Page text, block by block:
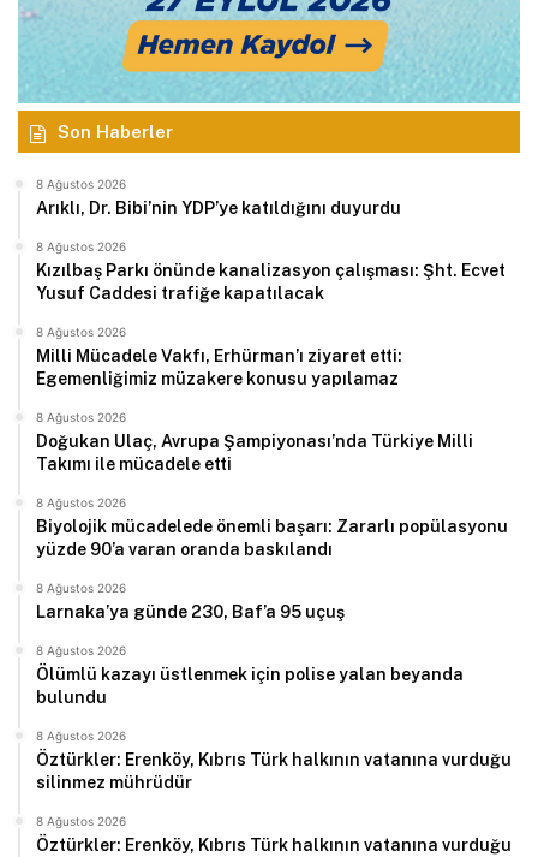
Son Haberler
8 Ağustos 2026
Arıklı, Dr. Bibi’nin YDP’ye katıldığını duyurdu
8 Ağustos 2026
Kızılbaş Parkı önünde kanalizasyon çalışması: Şht. Ecvet
Yusuf Caddesi trafiğe kapatılacak
8 Ağustos 2026
Milli Mücadele Vakfı, Erhürman’ı ziyaret etti:
Egemenliğimiz müzakere konusu yapılamaz
8 Ağustos 2026
Doğukan Ulaç, Avrupa Şampiyonası’nda Türkiye Milli
Takımı ile mücadele etti
8 Ağustos 2026
Biyolojik mücadelede önemli başarı: Zararlı popülasyonu
yüzde 90’a varan oranda baskılandı
8 Ağustos 2026
Larnaka’ya günde 230, Baf’a 95 uçuş
8 Ağustos 2026
Ölümlü kazayı üstlenmek için polise yalan beyanda
bulundu
8 Ağustos 2026
Öztürkler: Erenköy, Kıbrıs Türk halkının vatanına vurduğu
silinmez mührüdür
8 Ağustos 2026
Öztürkler: Erenköy, Kıbrıs Türk halkının vatanına vurduğu